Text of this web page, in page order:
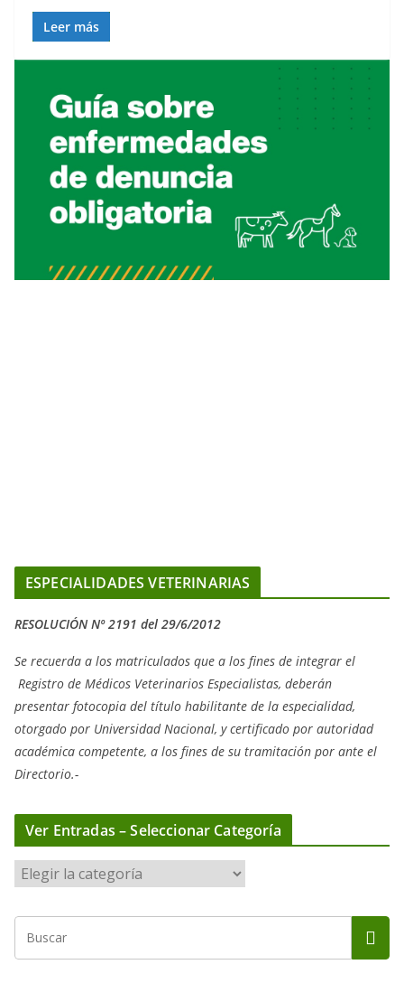
Leer más
ESPECIALIDADES VETERINARIAS
RESOLUCIÓN Nº 2191 del 29/6/2012
Se recuerda a los matriculados que a los fines de integrar el
Registro de Médicos Veterinarios Especialistas, deberán
presentar fotocopia del título habilitante de la especialidad,
otorgado por Universidad Nacional, ycertificado por autoridad
académica competente, a los fines de su tramitación por ante el
Directorio.-
Ver Entradas – Seleccionar Categoría
e
r
n